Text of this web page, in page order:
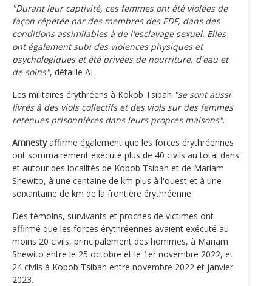
"Durant leur captivité, ces femmes ont été violées de
façon répétée par des membres des EDF, dans des
conditions assimilables à de l'esclavage sexuel. Elles
ont également subi des violences physiques et
psychologiques et été privées de nourriture, d'eau et
de soins", détaille AI.
Les militaires érythréens à Kokob Tsibah "se sont aussi
livrés à des viols collectifs et des viols sur des femmes
retenues prisonnières dans leurs propres maisons".
Amnestyaffirme également que les forces érythréennes
ont sommairement exécuté plus de 40 civils au total dans
et autour des localités de Kobob Tsibah et de Mariam
Shewito, à une centaine de km plus à l'ouest et à une
soixantaine de km de la frontière érythréenne.
Des témoins, survivants et proches de victimes ont
affirmé que les forces érythréennes avaient exécuté au
moins 20 civils, principalement des hommes, à Mariam
Shewito entre le 25 octobre et le 1er novembre 2022, et
24 civils à Kobob Tsibah entre novembre 2022 et janvier
2023.